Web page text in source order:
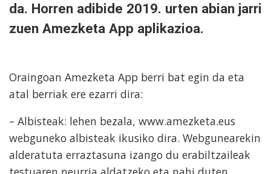
da. Horren adibide 2019. urten abian jarri
zuen Amezketa App aplikazioa.
Oraingoan Amezketa App berri bat egin da eta
atal berriak ere ezarri dira:
– Albisteak: lehen bezala, www.amezketa.eus
webguneko albisteak ikusiko dira. Webgunearekin
alderatuta erraztasuna izango du erabiltzaileak